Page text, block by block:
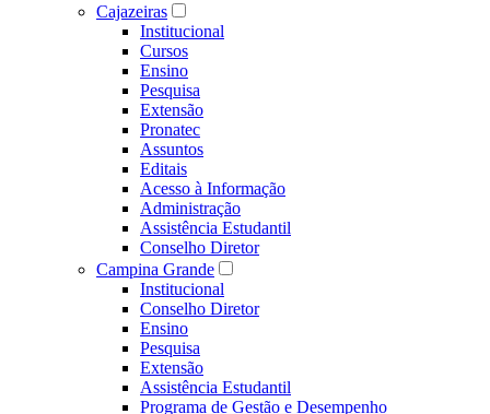
Cajazeiras
Institucional
Cursos
Ensino
Pesquisa
Extensão
Pronatec
Assuntos
Editais
Acesso à Informação
Administração
Assistência Estudantil
Conselho Diretor
Campina Grande
Institucional
Conselho Diretor
Ensino
Pesquisa
Extensão
Assistência Estudantil
Programa de Gestão e Desempenho